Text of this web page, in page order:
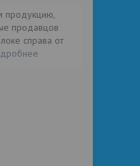
продукцию,
продавцов
справа от